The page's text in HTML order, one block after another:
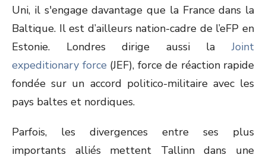
Uni, il s'engage davantage que la France dans la
Baltique. Il est d’ailleurs nation-cadre de l’eFP en
Estonie. Londres dirige aussi laJoint
expeditionary force (JEF), force de réaction rapide
fondée sur un accord politico-militaire avec les
pays baltes et nordiques.
Parfois, les divergences entre ses plus
importants alliés mettent Tallinn dans une